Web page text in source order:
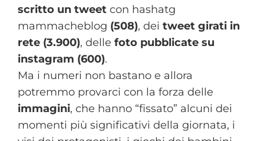
scritto un tweet con hashatg
mammacheblog (508), dei tweet girati in
rete (3.900), delle foto pubblicate su
instagram (600).
Ma i numeri non bastano e allora
potremmo provarci con la forza delle
immagini, che hanno “fissato” alcuni dei
momenti più significativi della giornata, i